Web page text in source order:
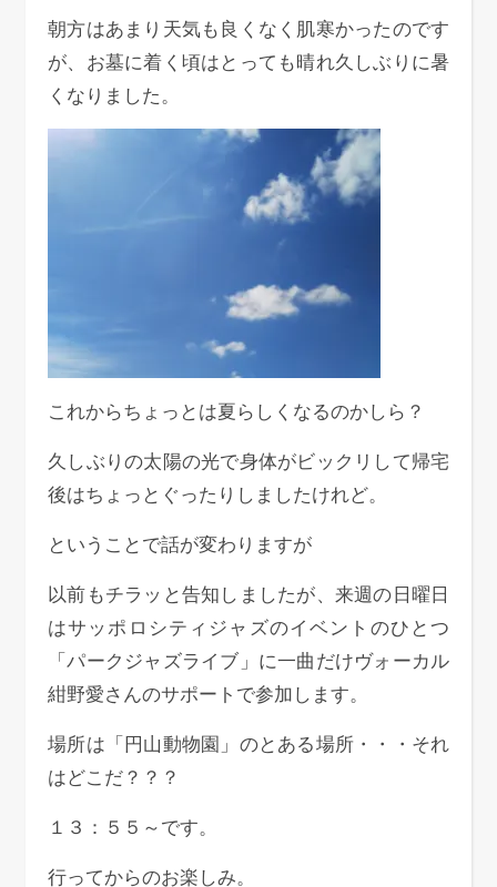
朝方はあまり天気も良くなく肌寒かったのです
が、お墓に着く頃はとっても晴れ久しぶりに暑
くなりました。
これからちょっとは夏らしくなるのかしら？
久しぶりの太陽の光で身体がビックリして帰宅
後はちょっとぐったりしましたけれど。
ということで話が変わりますが
以前もチラッと告知しましたが、来週の日曜日
はサッポロシティジャズのイベントのひとつ
「パークジャズライブ」に一曲だけヴォーカル
紺野愛さんのサポートで参加します。
場所は「円山動物園」のとある場所・・・それ
はどこだ？？？
１３：５５～です。
行ってからのお楽しみ。